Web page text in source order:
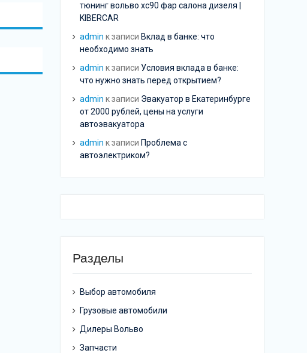
тюнинг вольво хс90 фар салона дизеля |
KIBERCAR
admin к записи Вклад в банке: что
необходимо знать
admin к записи Условия вклада в банке:
что нужно знать перед открытием?
admin к записи Эвакуатор в Екатеринбурге
от 2000 рублей, цены на услуги
автоэвакуатора
admin к записи Проблема с
автоэлектриком?
Разделы
Выбор автомобиля
Грузовые автомобили
Дилеры Вольво
Запчасти